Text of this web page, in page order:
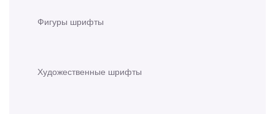
Фигуры шрифты
Художественные шрифты